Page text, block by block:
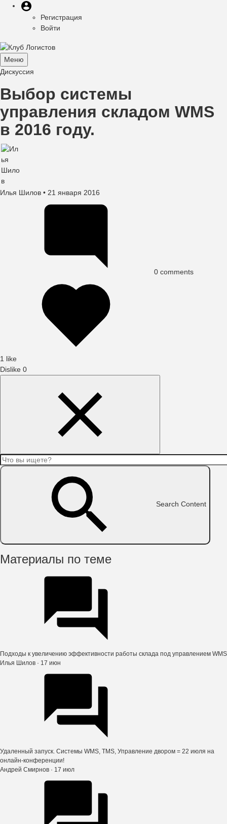
Меню
учётной
записи
пользователя
пользователя
Регистрация
Войти
Меню
Toggle
Дискуссия
Выбор системы
управления складом WMS
в 2016 году.
Илья Шилов • 21 января 2016
0 comments
1 like
Dislike 0
Search Content
Материалы по теме
Подходы к увеличению эффективности работы склада под управлением WMS
Илья Шилов · 17 июн
Удаленный запуск. Системы WMS, TMS, Управление двором = 22 июля на
онлайн-конференции!
Андрей Смирнов · 17 июл